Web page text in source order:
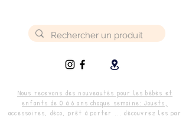
Nous recevons des nouveautés pour les bébés et
enfants de 0 à 6 ans chaque semaine: Jouets,
accessoires, déco, prêt à porter ... découvrez les par